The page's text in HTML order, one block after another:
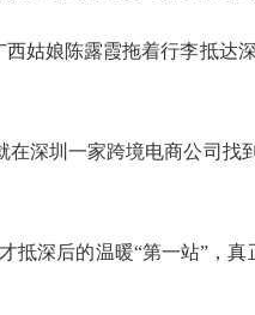
姑娘陈露霞拖着行李抵达
圳一家跨境电商公司找
深后的温暖“第一站”，真